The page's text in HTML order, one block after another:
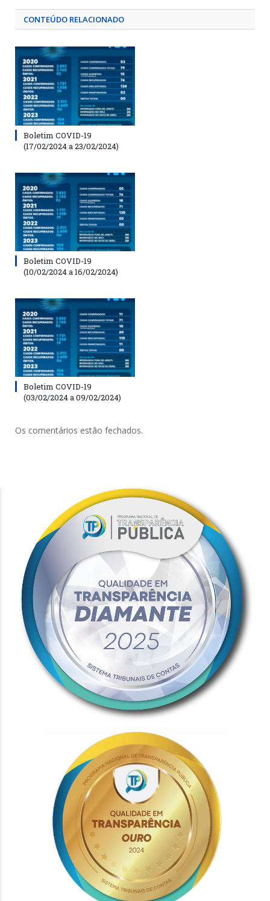
CONTEÚDO RELACIONADO
Boletim COVID-19
(17/02/2024 a 23/02/2024)
Boletim COVID-19
(10/02/2024 a 16/02/2024)
Boletim COVID-19
(03/02/2024 a 09/02/2024)
Os comentários estão fechados.